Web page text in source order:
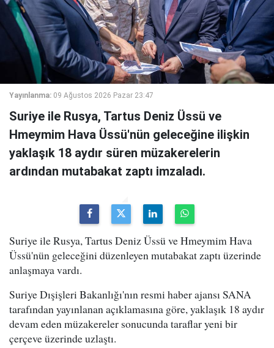
Yayınlanma: 09 Ağustos 2026 Pazar 23:47
Suriye ile Rusya, Tartus Deniz Üssü ve
Hmeymim Hava Üssü'nün geleceğine ilişkin
yaklaşık 18 aydır süren müzakerelerin
ardından mutabakat zaptı imzaladı.
Suriye ile Rusya, Tartus Deniz Üssü ve Hmeymim Hava
Üssü'nün geleceğini düzenleyen mutabakat zaptı üzerinde
anlaşmaya vardı.
Suriye Dışişleri Bakanlığı'nın resmi haber ajansı SANA
tarafından yayınlanan açıklamasına göre, yaklaşık 18 aydır
devam eden müzakereler sonucunda taraflar yeni bir
çerçeve üzerinde uzlaştı.